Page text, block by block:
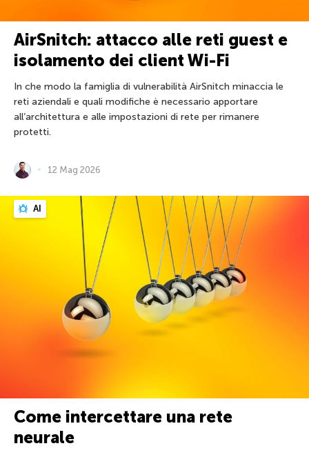
AirSnitch: attacco alle reti guest e
isolamento dei client Wi-Fi
In che modo la famiglia di vulnerabilità AirSnitch minaccia le
reti aziendali e quali modifiche è necessario apportare
all’architettura e alle impostazioni di rete per rimanere
protetti.
12 Mag 2026
AI
Come intercettare una rete
neurale